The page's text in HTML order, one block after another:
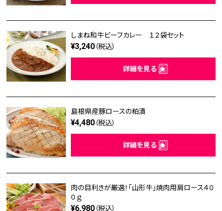
しまね和牛ビーフカレー １２袋セット
¥3,240 （税込）
詳細を見る
島根県産豚ロースの粕漬
¥4,480 （税込）
詳細を見る
肉の目利きが厳選！「山形牛」焼肉用肩ロース４０
０ｇ
¥6,980 （税込）